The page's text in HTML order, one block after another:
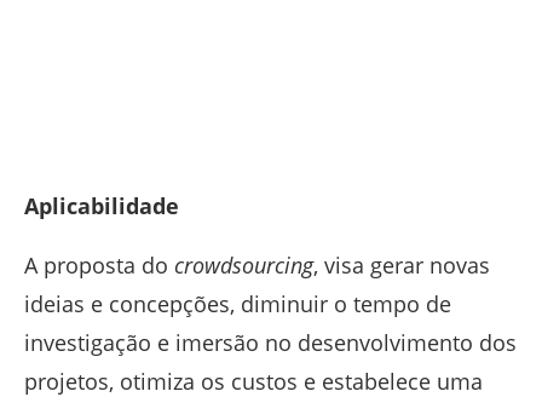
Aplicabilidade
A proposta do crowdsourcing, visa gerar novas
ideias e concepções, diminuir o tempo de
investigação e imersão no desenvolvimento dos
projetos, otimiza os custos e estabelece uma